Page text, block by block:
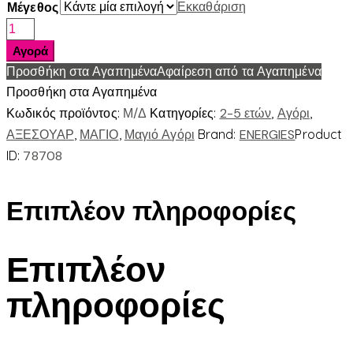
Μέγεθος
Εκκαθάριση
ΜΑΓΙΟ
ΚΑΒΟΥΡΑΚΙΑ
ποσότητα
Αγορά
Προσθήκη στα ΑγαπημέναΑφαίρεση από τα Αγαπημένα
Προσθήκη στα Αγαπημένα
Κωδικός προϊόντος: Μ/Δ Κατηγορίες: 2-5 ετών, Αγόρι,
ΑΞΕΣΟΥΑΡ, ΜΑΓΙΟ, Μαγιό Αγόρι Brand: ENERGIESProduct
ID: 78708
Επιπλέον πληροφορίες
Επιπλέον
πληροφορίες